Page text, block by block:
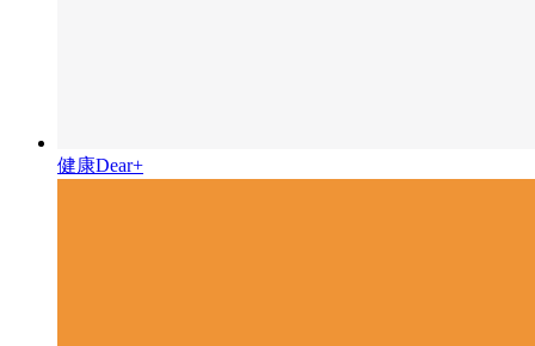
健康Dear+